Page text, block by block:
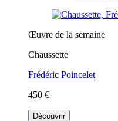
Œuvre de la semaine
Chaussette
Frédéric Poincelet
450 €
Découvrir